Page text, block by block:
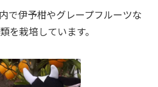
で伊予柑やグレープフルーツな
を栽培しています。